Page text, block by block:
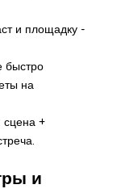
и площадку -
быстро
на
+
и